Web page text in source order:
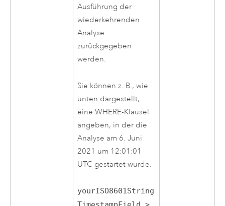
Ausführung der
wiederkehrenden
Analyse
zurückgegeben
werden.
Sie können z. B., wie
unten dargestellt,
eine WHERE-Klausel
angeben, in der die
Analyse am 6. Juni
2021 um 12:01:01
UTC gestartet wurde.
yourISO8601String